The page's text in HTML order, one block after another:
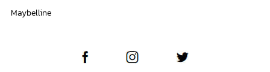
Maybelline